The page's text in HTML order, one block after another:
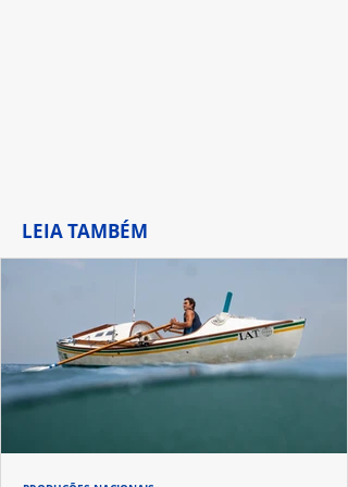
LEIA TAMBÉM